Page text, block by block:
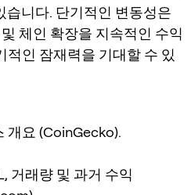
습니다. 단기적인 변동성은
체인 확장을 지속적인 수익
적인 잠재력을 기대할 수 있
개요 (CoinGecko).
거래량 및 과거 수익